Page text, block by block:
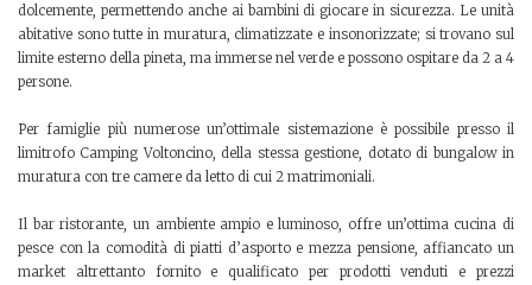
dolcemente, permettendo anche ai bambini di giocare in sicurezza. Le unità
abitative sono tutte in muratura, climatizzate e insonorizzate; si trovano sul
limite esterno della pineta, ma immerse nel verde e possono ospitare da 2 a 4
persone.
Per famiglie più numerose un’ottimale sistemazione è possibile presso il
limitrofo Camping Voltoncino, della stessa gestione, dotato di bungalow in
muratura con tre camere da letto di cui 2 matrimoniali.
Il bar ristorante, un ambiente ampio e luminoso, offre un’ottima cucina di
pesce con la comodità di piatti d’asporto e mezza pensione, affiancato un
market altrettanto fornito e qualificato per prodotti venduti e prezzi